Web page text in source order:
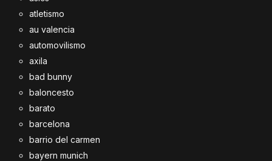
atletismo
au valencia
automovilismo
axila
bad bunny
baloncesto
barato
barcelona
barrio del carmen
bayern munich